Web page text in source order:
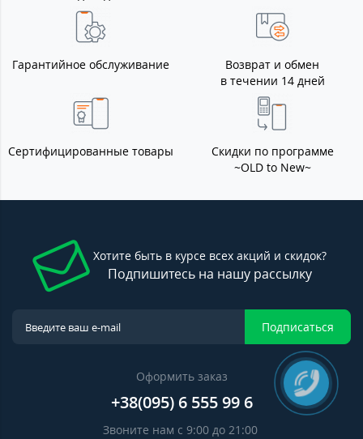
Гарантийное обслуживание
Возврат и обмен
в течении 14 дней
Сертифицированные товары
Скидки по программе
~OLD to New~
Хотите быть в курсе всех акций и скидок?
Подпишитесь на нашу рассылку
Подписаться
Оформить заказ
+38(095) 6 555 99 6
Звоните нам с 9:00 до 21:00